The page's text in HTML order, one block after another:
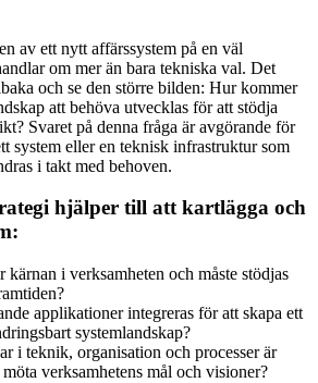
av ett nytt affärssystem på en väl
om mer än bara tekniska val. Det
och se den större bilden: Hur kommer
att behöva utvecklas för att stödja
Svaret på denna fråga är avgörande för
system eller en teknisk infrastruktur som
i takt med behoven.
hjälper till att kartlägga och
kärnan i verksamheten och måste stödjas
applikationer integreras för att skapa ett
systemlandskap?
i teknik, organisation och processer är
verksamhetens mål och visioner?